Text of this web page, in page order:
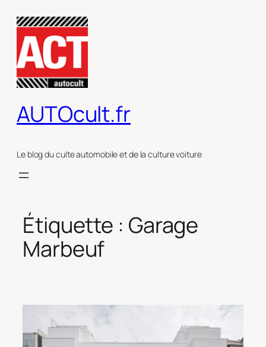
contenu
AUTOcult.fr
Le blog du culte automobile et de la culture voiture
Étiquette : Garage
Marbeuf